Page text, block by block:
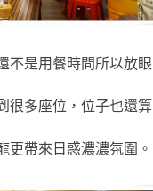
不是用餐時間所以放眼
很多座位，位子也還算
更帶來日惑濃濃氛圍。